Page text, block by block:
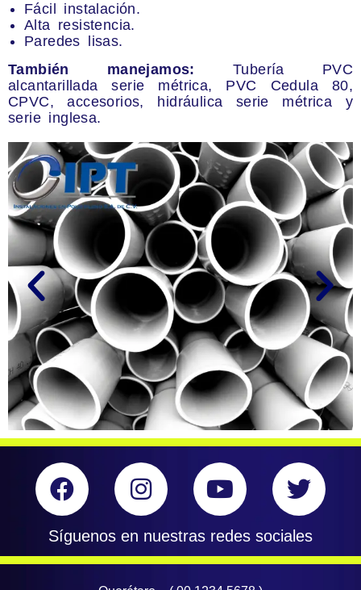
Fácil instalación.
Alta resistencia.
Paredes lisas.
También manejamos: Tubería PVC
alcantarillada serie métrica, PVC Cedula 80,
CPVC, accesorios, hidráulica serie métrica y
serie inglesa.
Síguenos en nuestras redes sociales